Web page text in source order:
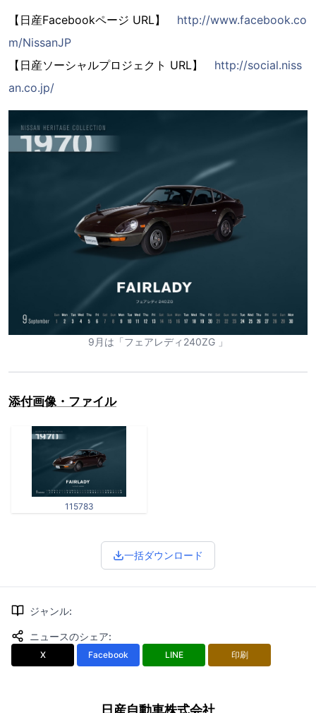
【日産Facebookページ URL】 http://www.facebook.co
m/NissanJP
【日産ソーシャルプロジェクト URL】 http://social.niss
an.co.jp/
9月は「フェアレディ240ZG 」
添付画像・ファイル
115783
一括ダウンロード
ジャンル:
ニュースのシェア:
X Facebook LINE 印刷
日産自動車株式会社